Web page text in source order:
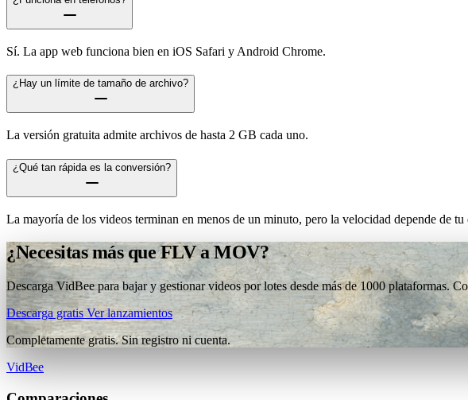
Sí. La app web funciona bien en iOS Safari y Android Chrome.
¿Hay un límite de tamaño de archivo?
La versión gratuita admite archivos de hasta 2 GB cada uno.
¿Qué tan rápida es la conversión?
La mayoría de los videos terminan en menos de un minuto, pero la velocidad depende de
¿Necesitas más que FLV a MOV?
Descarga VidBee para bajar y gestionar videos por lotes desde más de 1000 plataformas.
Descarga gratis Ver lanzamientos
Completamente gratis. Sin registro ni cuenta.
VidBee